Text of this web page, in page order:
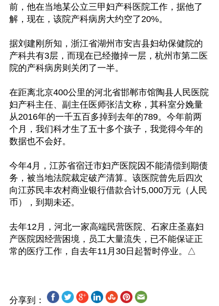
前，他在当地某公立三甲妇产科医院工作，据他了
解，现在，该院产科病房大约空了20%。
据刘建刚所知，浙江省湖州市安吉县妇幼保健院的
产科共有3层，而现在已经撤掉一层，杭州市第二医
院的产科病房则关闭了一半。
在距离北京400公里的河北省邯郸市馆陶县人民医院
妇产科主任、副主任医师张洁文称，其科室分娩量
从2016年的一千五百多掉到去年的789。今年前两
个月，我们科才生了五十多个孩子，我觉得今年的
数据也不会好。
今年4月，江苏省宿迁市妇产医院因不能清偿到期债
务，被当地法院裁定破产清算。该医院曾先后四次
向江苏民丰农村商业银行借款合计5,000万元（人民
币），到期未还。
去年12月，河北一家高端民营医院、石家庄圣嘉妇
产医院因经营困境，员工大量流失，已不能保证正
分享到：